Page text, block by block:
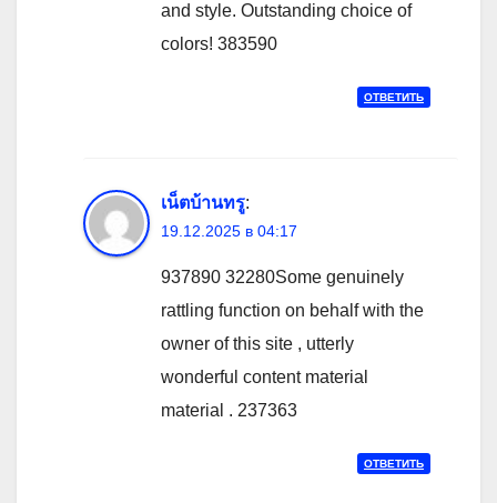
and style. Outstanding choice of
colors! 383590
ОТВЕТИТЬ
เน็ตบ้านทรู:
19.12.2025 в 04:17
937890 32280Some genuinely
rattling function on behalf with the
owner of this site , utterly
wonderful content material
material . 237363
ОТВЕТИТЬ